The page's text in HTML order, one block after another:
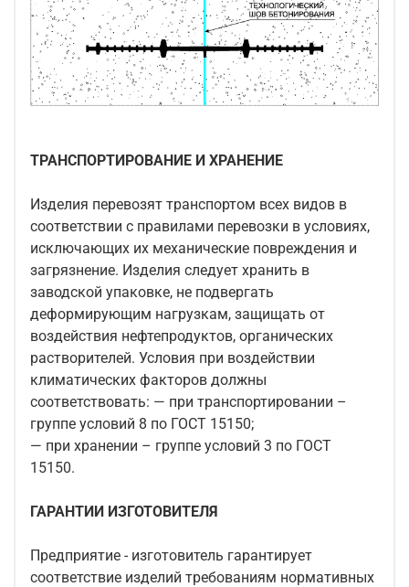
ТРАНСПОРТИРОВАНИЕ И ХРАНЕНИЕ
Изделия перевозят транспортом всех видов в
соответствии с правилами перевозки в условиях,
исключающих их механические повреждения и
загрязнение. Изделия следует хранить в
заводской упаковке, не подвергать
деформирующим нагрузкам, защищать от
воздействия нефтепродуктов, органических
растворителей. Условия при воздействии
климатических факторов должны
соответствовать: — при транспортировании –
группе условий 8 по ГОСТ 15150;
— при хранении – группе условий 3 по ГОСТ
15150.
ГАРАНТИИ ИЗГОТОВИТЕЛЯ
Предприятие - изготовитель гарантирует
соответствие изделий требованиям нормативных